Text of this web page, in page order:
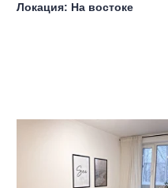
Локация: На востоке